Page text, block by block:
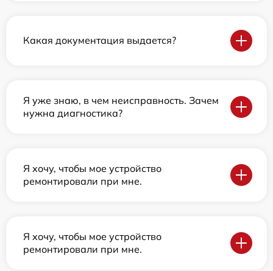
Какая документация выдается?
Я уже знаю, в чем неисправность. Зачем
нужна диагностика?
Я хочу, чтобы мое устройство
ремонтировали при мне.
Я хочу, чтобы мое устройство
ремонтировали при мне.